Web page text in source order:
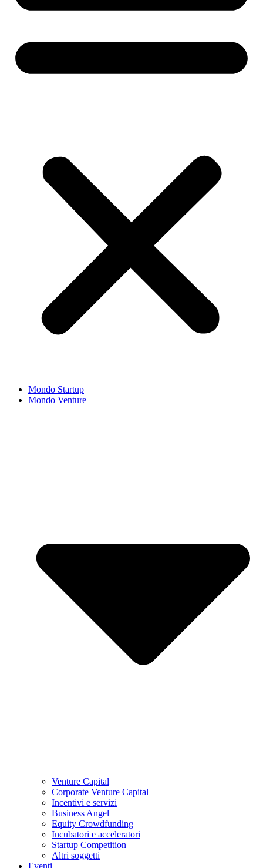
Mondo Startup
Mondo Venture
Venture Capital
Corporate Venture Capital
Incentivi e servizi
Business Angel
Equity Crowdfunding
Incubatori e acceleratori
Startup Competition
Altri soggetti